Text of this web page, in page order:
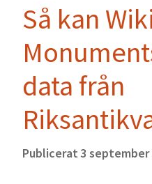
Så kan
data från
Publicerat3 september